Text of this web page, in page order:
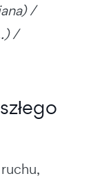
/
/